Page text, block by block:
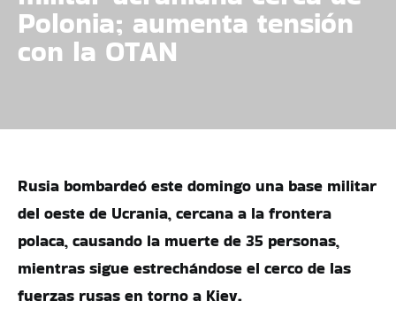
Polonia; aumenta tensión
con la OTAN
Rusia bombardeó este domingo una base militar
del oeste de Ucrania, cercana a la frontera
polaca, causando la muerte de 35 personas,
mientras sigue estrechándose el cerco de las
fuerzas rusas en torno a Kiev.